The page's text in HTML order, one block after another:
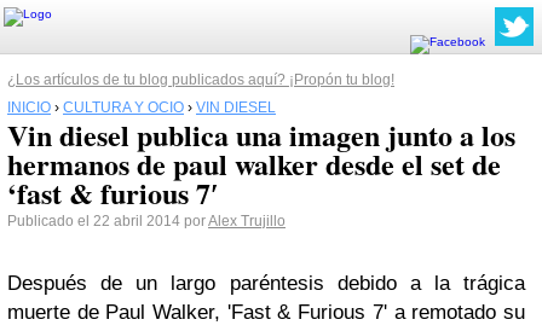
¿Los artículos de tu blog publicados aquí? ¡Propón tu blog!
INICIO › CULTURA Y OCIO › VIN DIESEL
Vin diesel publica una imagen junto a los
hermanos de paul walker desde el set de
‘fast & furious 7′
Publicado el 22 abril 2014 porAlex Trujillo
Después de un largo paréntesis debido a la trágica
muerte de Paul Walker, 'Fast & Furious 7' a remotado su